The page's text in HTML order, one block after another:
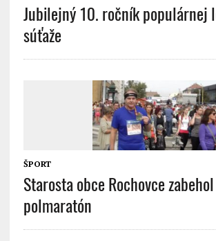
Jubilejný 10. ročník populárnej
súťaže
ŠPORT
Starosta obce Rochovce
polmaratón